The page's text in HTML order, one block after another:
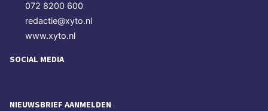
072 8200 600
redactie@xyto.nl
www.xyto.nl
SOCIAL MEDIA
NIEUWSBRIEF AANMELDEN